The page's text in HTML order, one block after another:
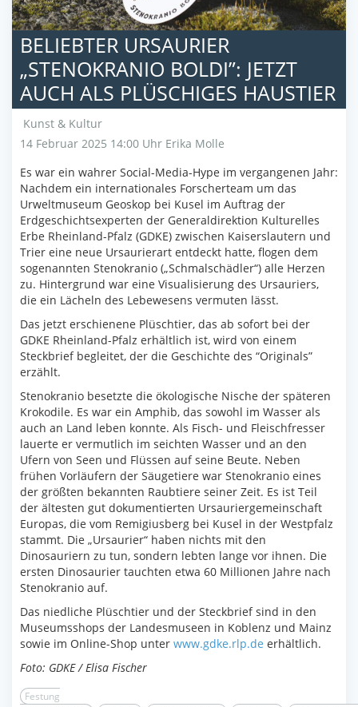
BELIEBTER URSAURIER
„STENOKRANIO BOLDI”: JETZT
AUCH ALS PLÜSCHIGES HAUSTIER
Kunst & Kultur
14 Februar 2025 14:00 Uhr Erika Molle
Es war ein wahrer Social-Media-Hype im vergangenen Jahr:
Nachdem ein internationales Forscherteam um das
Urweltmuseum Geoskop bei Kusel im Auftrag der
Erdgeschichtsexperten der Generaldirektion Kulturelles
Erbe Rheinland-Pfalz (GDKE) zwischen Kaiserslautern und
Trier eine neue Ursaurierart entdeckt hatte, flogen dem
sogenannten Stenokranio („Schmalschädler“) alle Herzen
zu. Hintergrund war eine Visualisierung des Ursauriers,
die ein Lächeln des Lebewesens vermuten lässt.
Das jetzt erschienene Plüschtier, das ab sofort bei der
GDKE Rheinland-Pfalz erhältlich ist, wird von einem
Steckbrief begleitet, der die Geschichte des “Originals”
erzählt.
Stenokranio besetzte die ökologische Nische der späteren
Krokodile. Es war ein Amphib, das sowohl im Wasser als
auch an Land leben konnte. Als Fisch- und Fleischfresser
lauerte er vermutlich im seichten Wasser und an den
Ufern von Seen und Flüssen auf seine Beute. Neben
frühen Vorläufern der Säugetiere war Stenokranio eines
der größten bekannten Raubtiere seiner Zeit. Es ist Teil
der ältesten gut dokumentierten Ursauriergemeinschaft
Europas, die vom Remigiusberg bei Kusel in der Westpfalz
stammt. Die „Ursaurier“ haben nichts mit den
Dinosauriern zu tun, sondern lebten lange vor ihnen. Die
ersten Dinosaurier tauchten etwa 60 Millionen Jahre nach
Stenokranio auf.
Das niedliche Plüschtier und der Steckbrief sind in den
Museumsshops der Landesmuseen in Koblenz und Mainz
sowie im Online-Shop unter www.gdke.rlp.de erhältlich.
Foto: GDKE / Elisa Fischer
Festung